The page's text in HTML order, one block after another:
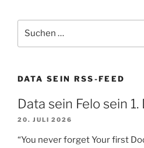
nach:
DATA SEIN RSS-FEED
Data sein Felo sein
20. JULI 2026
“You never forget Your first